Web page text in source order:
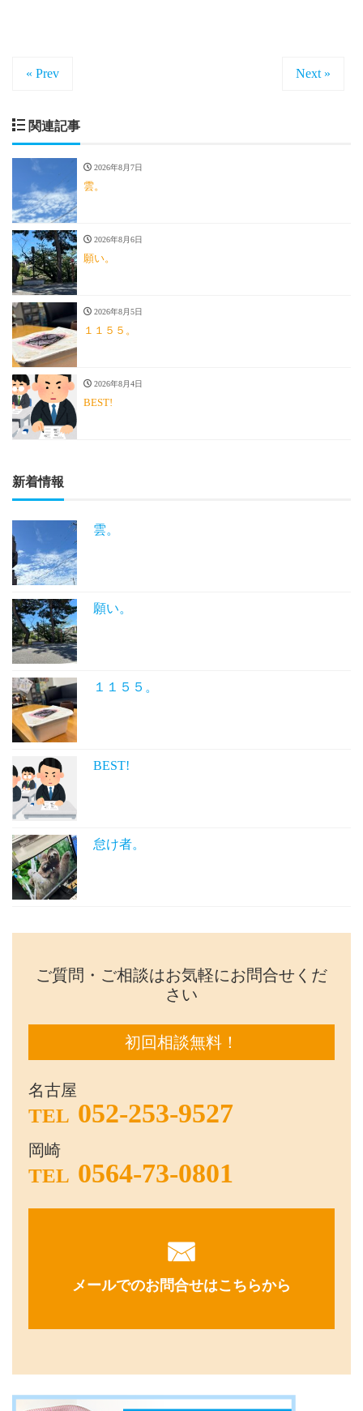
« Prev Next »
関連記事
2026年8月7日
雲。
2026年8月6日
願い。
2026年8月5日
１１５５。
2026年8月4日
BEST!
新着情報
雲。
願い。
１１５５。
BEST!
怠け者。
ご質問・ご相談はお気軽にお問合せくだ
さい
初回相談無料！
名古屋
TEL 052-253-9527
岡崎
TEL 0564-73-0801
メールでのお問合せはこちらから